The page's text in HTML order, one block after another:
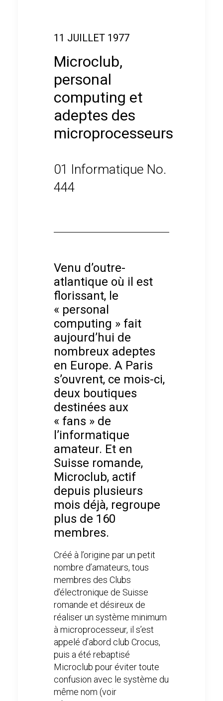
11 JUILLET 1977
Microclub,
personal
computing et
adeptes des
microprocesseurs
01 Informatique No.
444
Venu d’outre-
atlantique où il est
florissant, le
« personal
computing » fait
aujourd’hui de
nombreux adeptes
en Europe. A Paris
s’ouvrent, ce mois-ci,
deux boutiques
destinées aux
« fans » de
l’informatique
amateur. Et en
Suisse romande,
Microclub, actif
depuis plusieurs
mois déjà, regroupe
plus de 160
membres.
Créé à l’origine par un petit
nombre d’amateurs, tous
membres des Clubs
d’électronique de Suisse
romande et désireux de
réaliser un système minimum
à microprocesseur, il s’est
appelé d’abord club Crocus,
puis a été rebaptisé
Microclub pour éviter toute
confusion avec le système du
même nom (voir